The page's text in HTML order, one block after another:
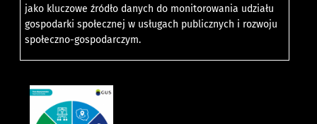
jako kluczowe źródło danych do monitorowania udziału
gospodarki społecznej w usługach publicznych i rozwoju
społeczno-gospodarczym.